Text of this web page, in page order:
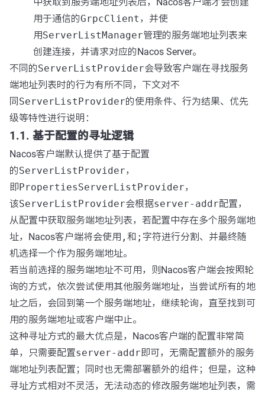
用于通信的GrpcClient ，并使
用ServerListManager管理的服务端地址列表来
创建连接，并请求对应的Nacos Server。
不同的ServerListProvider会导致客户端在寻找服务
端地址列表时的行为有所不同，下文对不
同 ServerListProvider的使用条件、行为结果、优先
级等特性进行说明：
1.1. 基于配置的寻址逻辑
Nacos客户端默认提供了基于配置
的ServerListProvider，
即PropertiesServerListProvider，
该ServerListProvider会根据server-addr配置，
从配置中获取服务端地址列表，若配置中存在多个服务端地
址，Nacos客户端将会使用 , 和 ; 字符进行分割、并最终随
机选择一个作为服务端地址。
若当前选择的服务端地址不可用，则Nacos客户端会按照轮
询的方式，依次尝试使用其他服务端地址，当尝试所有的地
址之后，会回到第一个服务端地址，继续轮询，直至找到可
用的服务端地址或客户端中止。
这种寻址方式的最大优点是，Nacos客户端的配置非常简
单，只需要配置server-addr即可，无需配置额外的服务
端地址列表配置；同时也无需部署额外的组件；但是，这种
寻址方式相对不灵活，无法动态的修改服务端地址列表，需